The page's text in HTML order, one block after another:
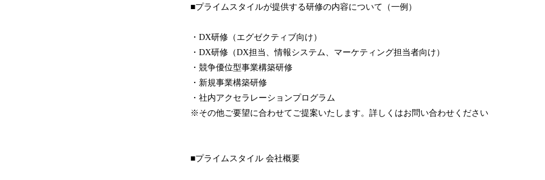
■プライムスタイルが提供する研修の内容について（一例）
・DX研修（エグゼクティブ向け）
・DX研修（DX担当、情報システム、マーケティング担当者向け）
・競争優位型事業構築研修
・新規事業構築研修
・社内アクセラレーションプログラム
※その他ご要望に合わせてご提案いたします。詳しくはお問い合わせください
■プライムスタイル 会社概要